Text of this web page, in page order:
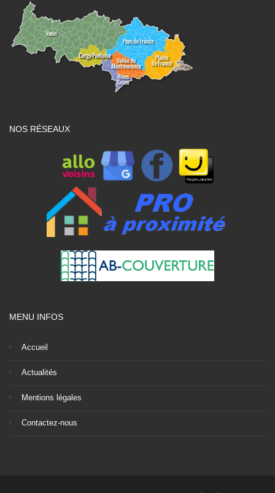
NOS RÉSEAUX
MENU INFOS
Accueil
Actualités
Mentions légales
Contactez-nous